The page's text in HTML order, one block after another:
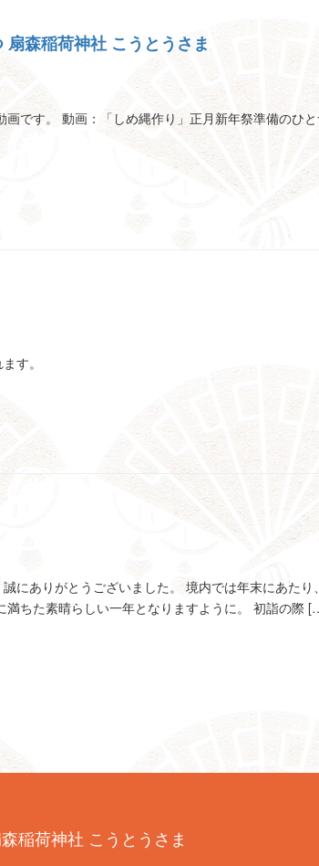
森稲荷神社 こうとうさま
です。 動画：「しめ縄作り」正月新年祭準備のひ
す。
にありがとうございました。 境内では年末にあたり
ちた素晴らしい一年となりますように。 初詣の際
稲荷神社 こうとうさま